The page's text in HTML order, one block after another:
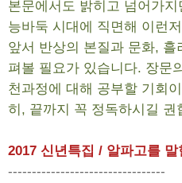
본문에서도 밝히고 넘어가
능바둑 시대에 직면해 이런
앞서 반상의 본질과 문화,
펴볼 필요가 있습니다. 장문
천과정에 대해 공부할 기회
히, 끝까지 꼭 정독하시길 권
2017 신년특집 / 알파고를 말
---------------------------------